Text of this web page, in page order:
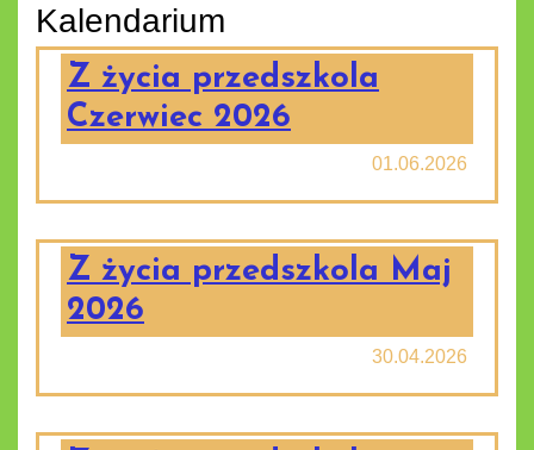
Kalendarium
Z życia przedszkola
Czerwiec 2026
01.06.2026
Z życia przedszkola Maj
2026
30.04.2026